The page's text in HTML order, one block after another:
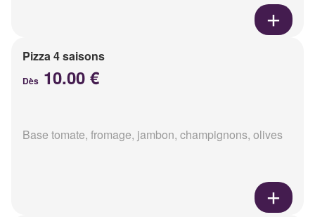
Pizza 4 saisons
Dès 10.00 €
Base tomate, fromage, jambon, champignons, olives